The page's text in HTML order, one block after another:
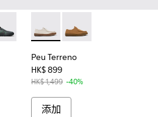
- 男裝米色再造 PET 工學物料運動
017
K101007-016
Serra - K101007-015
Peu Serra - K101007-008
Peu Serra - K101007-007
Peu Serra -
Peu Terreno - K101099-003
Peu Terreno -
Peu Terreno
HK$ 899
HK$ 1,499 -40%
添加